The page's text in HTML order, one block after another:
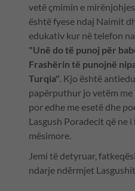
vetë çmimin e
është fyese ndaj Naimit
edukativ kur në telefon
"Unë do të punoj për
Frashërin të punojnë
Turqia". Kjo është
papërputhur jo vetëm
por edhe me esetë dhe
Lasgush Poradecit që ne
mësimore.
Jemi të detyruar,
ndarje ndërmjet